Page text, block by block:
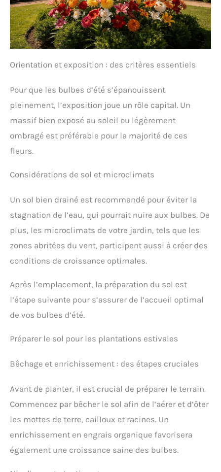
Orientation et exposition : des critères essentiels
Pour que les bulbes d’été s’épanouissent
pleinement, l’exposition joue un rôle capital. Un
massif bien exposé au soleil ou légèrement
ombragé est préférable pour la majorité de ces
fleurs.
Considérations de sol et microclimats
Un sol bien drainé est recommandé pour éviter la
stagnation de l’eau, qui pourrait nuire aux bulbes. De
plus, les microclimats de votre jardin, tels que les
zones abritées du vent, participent aussi à créer des
conditions de croissance optimales.
Après l’emplacement, la préparation du sol est
l’étape suivante pour s’assurer de l’accueil optimal
de vos bulbes d’été.
Préparer le sol pour les plantations estivales
Bêchage et enrichissement : des étapes cruciales
Avant de planter, il est crucial de préparer le terrain.
Commencez par bêcher le sol afin de l’aérer et d’ôter
les mottes de terre, cailloux et racines. Un
enrichissement en engrais organique favorisera
également une croissance saine des bulbes.